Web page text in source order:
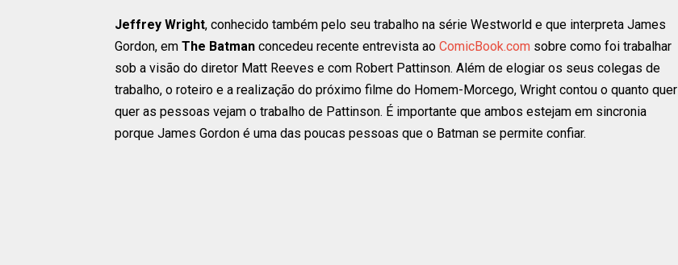
Jeffrey Wright, conhecido também pelo seu trabalho na série Westworld e que interpreta James
Gordon, em The Batman concedeu recente entrevista ao ComicBook.com sobre como foi trabalhar
sob a visão do diretor Matt Reeves e com Robert Pattinson. Além de elogiar os seus colegas de
trabalho, o roteiro e a realização do próximo filme do Homem-Morcego, Wright contou o quanto quer
quer as pessoas vejam o trabalho de Pattinson. É importante que ambos estejam em sincronia
porque James Gordon é uma das poucas pessoas que o Batman se permite confiar.